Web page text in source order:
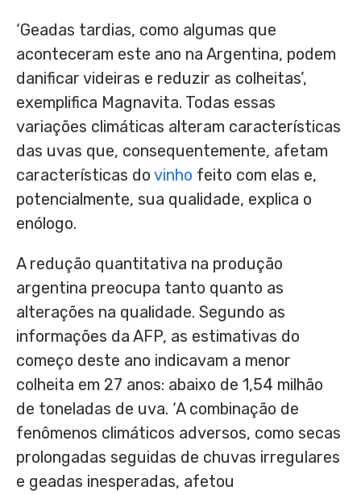
‘Geadas tardias, como algumas que
aconteceram este ano na Argentina, podem
danificar videiras e reduzir as colheitas’,
exemplifica Magnavita. Todas essas
variações climáticas alteram características
das uvas que, consequentemente, afetam
características do vinho feito com elas e,
potencialmente, sua qualidade, explica o
enólogo.
A redução quantitativa na produção
argentina preocupa tanto quanto as
alterações na qualidade. Segundo as
informações da AFP, as estimativas do
começo deste ano indicavam a menor
colheita em 27 anos: abaixo de 1,54 milhão
de toneladas de uva. ‘A combinação de
fenômenos climáticos adversos, como secas
prolongadas seguidas de chuvas irregulares
e geadas inesperadas, afetou